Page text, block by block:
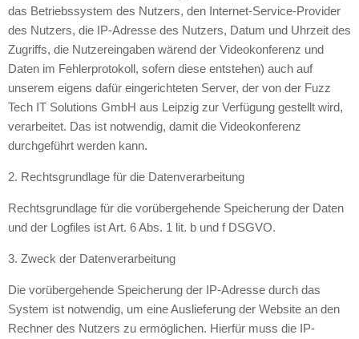
das Betriebssystem des Nutzers, den Internet-Service-Provider
des Nutzers, die IP-Adresse des Nutzers, Datum und Uhrzeit des
Zugriffs, die Nutzereingaben wärend der Videokonferenz und
Daten im Fehlerprotokoll, sofern diese entstehen) auch auf
unserem eigens dafür eingerichteten Server, der von der Fuzz
Tech IT Solutions GmbH aus Leipzig zur Verfügung gestellt wird,
verarbeitet. Das ist notwendig, damit die Videokonferenz
durchgeführt werden kann.
2. Rechtsgrundlage für die Datenverarbeitung
Rechtsgrundlage für die vorübergehende Speicherung der Daten
und der Logfiles ist Art. 6 Abs. 1 lit. b und f DSGVO.
3. Zweck der Datenverarbeitung
Die vorübergehende Speicherung der IP-Adresse durch das
System ist notwendig, um eine Auslieferung der Website an den
Rechner des Nutzers zu ermöglichen. Hierfür muss die IP-